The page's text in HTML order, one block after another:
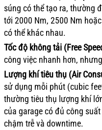
súng có thể tạo ra, thường
tới 2000 Nm, 2500 Nm
có thể khác nhau.
Tốc độ không tải (Free
công việc nhanh hơn,
Lượng khí tiêu thụ (Air
sử dụng mỗi phút (cubic
thường tiêu thụ lượng khí
của garage có đủ công
chậm trễ và downtime.